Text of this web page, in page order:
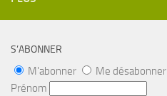
S’ABONNER
M'abonner
Me désabonner
Prénom